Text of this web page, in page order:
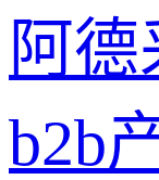
阿德
b2b